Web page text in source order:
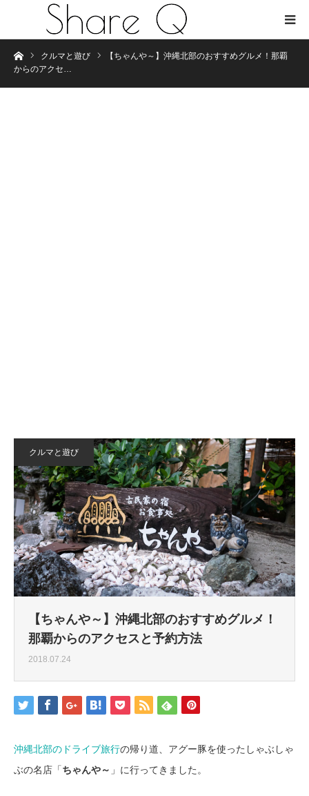
Homeクルマと遊び
【ちゃんや～】沖縄北部のおすすめグルメ！那覇
からのアクセ…
クルマと遊び
【ちゃんや～】沖縄北部のおすすめグルメ！
那覇からのアクセスと予約方法
2018.07.24
沖縄北部のドライブ旅行の帰り道、アグー豚を使ったしゃぶしゃ
ぶの名店「ちゃんや～ 」に行ってきました。